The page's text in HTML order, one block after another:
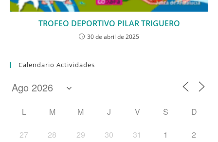
TROFEO DEPORTIVO PILAR TRIGUERO
30 de abril de 2025
Calendario Actividades
L M M J V S D
27 28 29 30 31 1 2